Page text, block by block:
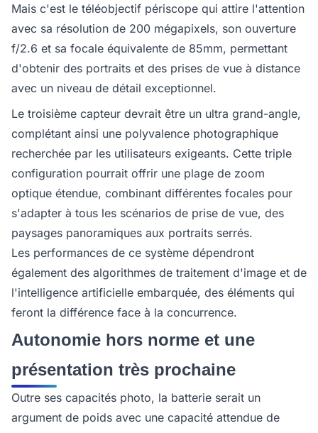
Mais c'est le téléobjectif périscope qui attire l'attention
avec sa résolution de 200 mégapixels, son ouverture
f/2.6 et sa focale équivalente de 85mm, permettant
d'obtenir des portraits et des prises de vue à distance
avec un niveau de détail exceptionnel.
Le troisième capteur devrait être un ultra grand-angle,
complétant ainsi une polyvalence photographique
recherchée par les utilisateurs exigeants. Cette triple
configuration pourrait offrir une plage de zoom
optique étendue, combinant différentes focales pour
s'adapter à tous les scénarios de prise de vue, des
paysages panoramiques aux portraits serrés.
Les performances de ce système dépendront
également des algorithmes de traitement d'image et de
l'intelligence artificielle embarquée, des éléments qui
feront la différence face à la concurrence.
Autonomie hors norme et une
présentation très prochaine
Outre ses capacités photo, la batterie serait un
argument de poids avec une capacité attendue de